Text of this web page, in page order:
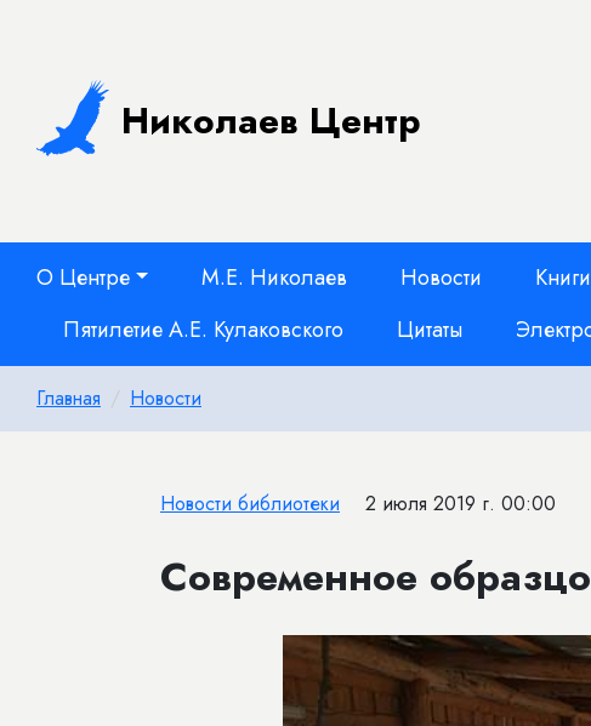
Николаев Центр
О Центре М.Е. Николаев Новости Книги
Пятилетие А.Е. Кулаковского
Цитаты
Главная Новости
Новости библиотеки 2 июля 2019 г. 00:00
Современное